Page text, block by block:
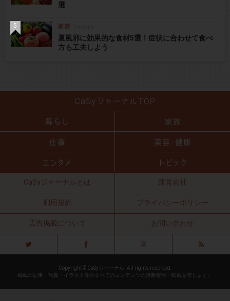
選
夏風邪に効果的な食材5選！症状に合わせて食べ
方も工夫しよう
CaSyジャーナルとは 運営会社
利用規約 プライバシーポリシー
広告掲載について お問い合わせ
Copyright © CaSyジャーナル. All rights reserved.
掲載の記事・写真・イラスト等のすべてのコンテンツの無断複写・転載を禁じます。